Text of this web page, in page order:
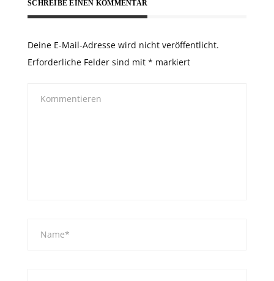
SCHREIBE EINEN KOMMENTAR
Deine E-Mail-Adresse wird nicht veröffentlicht.
Erforderliche Felder sind mit * markiert